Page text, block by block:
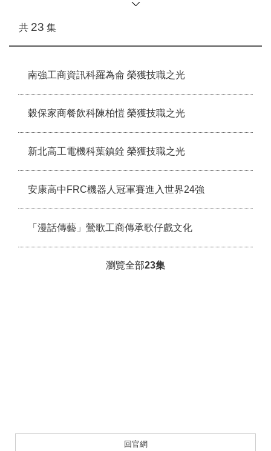
時代趨勢，期待培育出更有「創新、卓越、公平、適 性、永
續、世界連結」素養的技職人才，節目透過政策分享、技優選
手現身說法、訪問產業界人士及相關 教育人員，以輕鬆活潑、
己性向發展的道路，讓學生家長對技職教育有更深一層的瞭
共 23 集
南強工商資訊科羅為侖 榮獲技職之光
穀保家商餐飲科陳柏愷 榮獲技職之光
新北高工電機科葉鎮銓 榮獲技職之光
安康高中FRC機器人冠軍賽進入世界24強
「漫話傳藝」鶯歌工商傳承歌仔戲文化
瀏覽全部23集
回官網